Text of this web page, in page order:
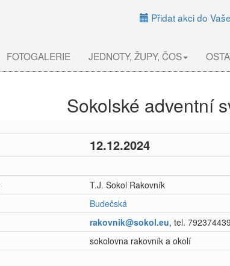
Přidat akci do
FOTOGALERIE JEDNOTY, ŽUPY, ČOS
Sokolské adventní
12.12.2024
T.J. Sokol Rakovník
Budečská
rakovnik@sokol.eu, tel. 792374439
sokolovna rakovník a okolí